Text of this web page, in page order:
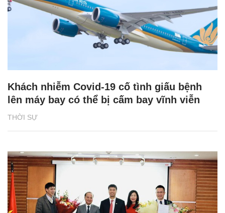
THỜI SỰ
Khách nhiễm Covid-19 cố tình giấu bệnh
lên máy bay có thể bị cấm bay vĩnh viễn